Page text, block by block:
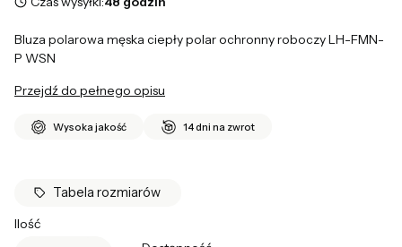
Bluza polarowa męska ciepły polar ochronny roboczy LH-FMN-
P WSN
Przejdź do pełnego opisu
Wysoka jakość 14 dni na zwrot
Tabela rozmiarów
Ilość